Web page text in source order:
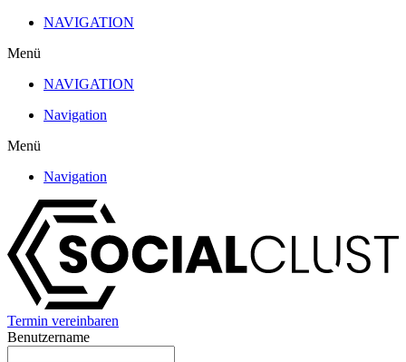
Zum
wechseln
NAVIGATION
Menü
NAVIGATION
Navigation
Menü
Navigation
Termin vereinbaren
Benutzername